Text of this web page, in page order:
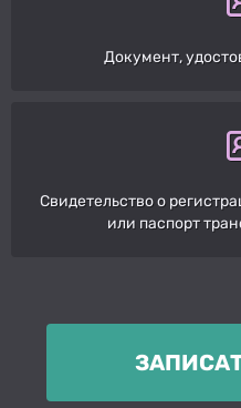
Документ,
Свидетельство о
или паспорт